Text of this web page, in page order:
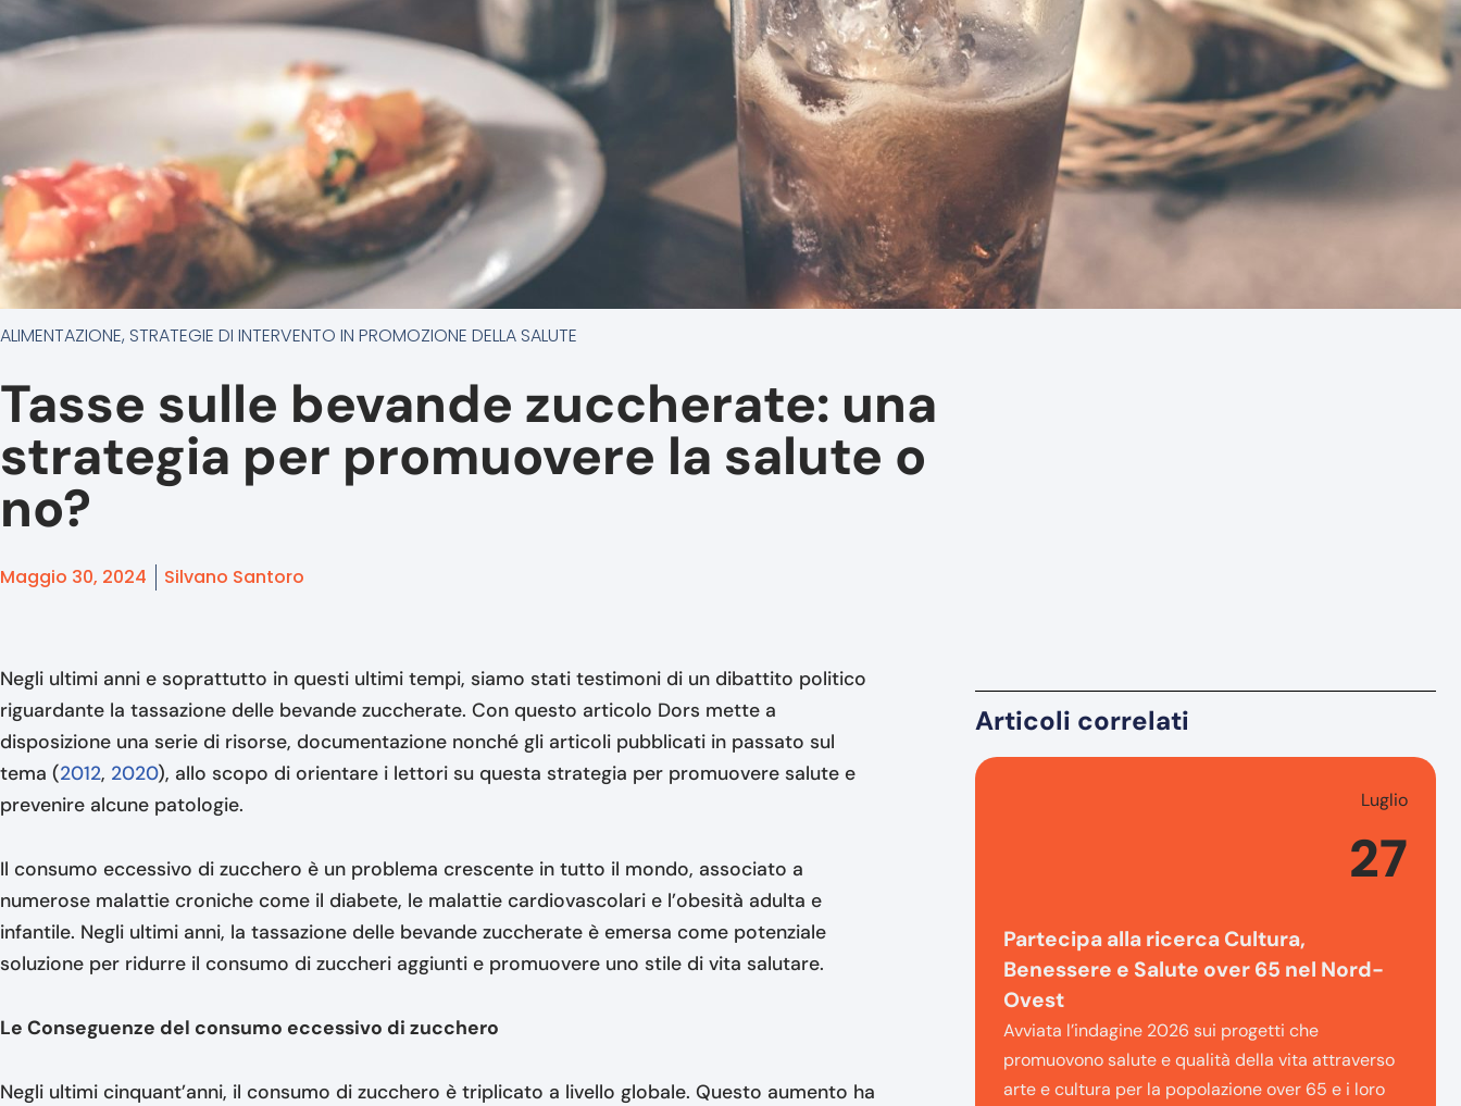
ALIMENTAZIONE, STRATEGIE DI INTERVENTO IN PROMOZIONE DELLA SALUTE
Tasse sulle bevande zuccherate: una
strategia per promuovere la salute o
no?
Maggio 30, 2024 Silvano Santoro
Negli ultimi anni e soprattutto in questi ultimi tempi, siamo stati testimoni di un dibattito politico
riguardante la tassazione delle bevande zuccherate. Con questo articolo Dors mette a
disposizione una serie di risorse, documentazione nonché gli articoli pubblicati in passato sul
tema (2012, 2020), allo scopo di orientare i lettori su questa strategia per promuovere salute e
prevenire alcune patologie.
Il consumo eccessivo di zucchero è un problema crescente in tutto il mondo, associato a
numerose malattie croniche come il diabete, le malattie cardiovascolari e l’obesità adulta e
infantile. Negli ultimi anni, la tassazione delle bevande zuccherate è emersa come potenziale
soluzione per ridurre il consumo di zuccheri aggiunti e promuovere uno stile di vita salutare.
Le Conseguenze del consumo eccessivo di zucchero
Negli ultimi cinquant’anni, il consumo di zucchero è triplicato a livello globale. Questo aumento ha
Articoli correlati
Luglio
27
Partecipa alla ricerca Cultura,
Benessere e Salute over 65 nel Nord-
Ovest
Avviata l’indagine 2026 sui progetti che
promuovono salute e qualità della vita attraverso
arte e cultura per la popolazione over 65 e i loro